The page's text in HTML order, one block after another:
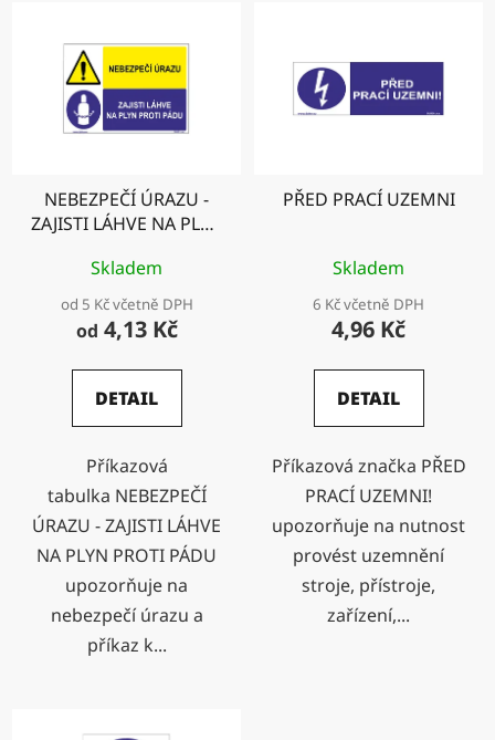
NEBEZPEČÍ ÚRAZU -
ZAJISTI LÁHVE NA PLYN
Skladem
od 5 Kč včetně DPH
od 4,13 Kč
DETAIL
Příkazová
tabulka NEBEZPEČÍ
ÚRAZU - ZAJISTI LÁHVE
NA PLYN PROTI PÁDU
upozorňuje na
nebezpečí úrazu a
příkaz k...
PŘED PRACÍ UZEMNI
Skladem
6 Kč včetně DPH
4,96 Kč
DETAIL
Příkazová značka PŘED
PRACÍ UZEMNI!
upozorňuje na nutnost
provést uzemnění
stroje, přístroje,
zařízení,...